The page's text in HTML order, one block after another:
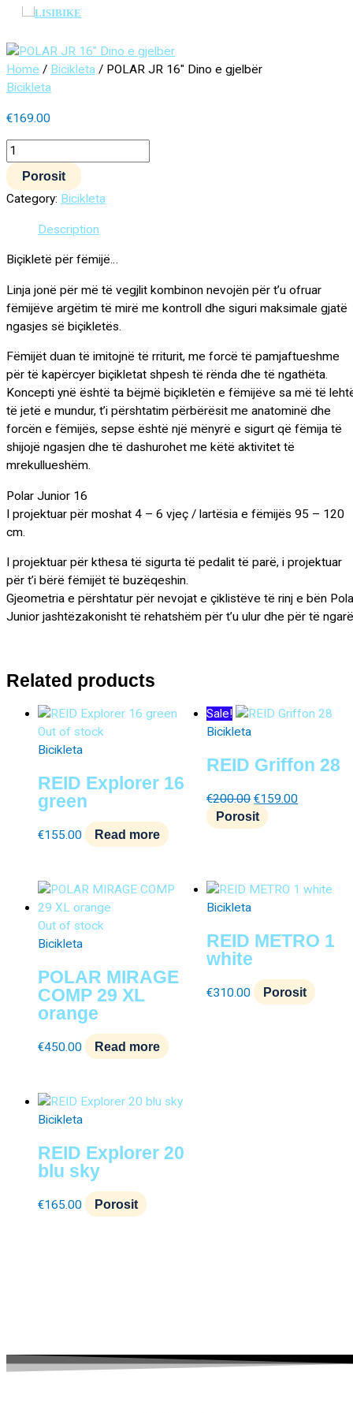
Skip
content
Menu
Home / Bicikleta / POLAR JR 16″ Dino e gjelbër
Bicikleta
€169.00
POLAR
16"
Dino
e
quantity
Porosit
Category: Bicikleta
Description
Biçikletë për fëmijë…
Linja jonë për më të vegjlit kombinon nevojën për t’u ofruar
fëmijëve argëtim të mirë me kontroll dhe siguri maksimale gjatë
ngasjes së biçikletës.
Fëmijët duan të imitojnë të rriturit, me forcë të pamjaftueshme
për të kapërcyer biçikletat shpesh të rënda dhe të ngathëta.
Koncepti ynë është ta bëjmë biçikletën e fëmijëve sa më të
të jetë e mundur, t’i përshtatim përbërësit me anatominë dhe
forcën e fëmijës, sepse është një mënyrë e sigurt që fëmija të
shijojë ngasjen dhe të dashurohet me këtë aktivitet të
mrekullueshëm.
Polar Junior 16
I projektuar për moshat 4 – 6 vjeç / lartësia e fëmijës 95 – 120
cm.
I projektuar për kthesa të sigurta të pedalit të parë, i projektuar
për t’i bërë fëmijët të buzëqeshin.
Gjeometria e përshtatur për nevojat e çiklistëve të rinj e bën
Junior jashtëzakonisht të rehatshëm për t’u ulur dhe për të
Related products
Out of stock
Bicikleta
REID Explorer 16
green
€155.00 Read more
Sale!
Bicikleta
REID Griffon 28
€200.00
Original
€200.00.
€159.00
Current
€159.00.
Porosit
Out of stock
Bicikleta
POLAR MIRAGE
COMP 29 XL
orange
€450.00 Read more
Bicikleta
REID METRO 1
white
€310.00 Porosit
Bicikleta
REID Explorer 20
blu sky
€165.00 Porosit